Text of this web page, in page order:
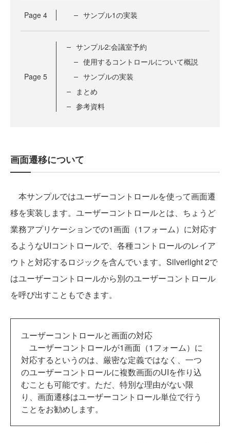
Page 4 サンプル1の実装
Page 5
サンプル2:会議室予約
使用するコントロールについて概説
サンプルの実装
まとめ
参考資料
画面遷移について
本サンプルではユーザーコントロールを使って画面遷
移を実装します。ユーザーコントロールとは、ちょうど
業務アプリケーションでの1画面（1フォーム）に対応す
るようなUIコントロールで、各種コントロールのレイア
ウトと対応するロジックを含んでいます。Silverlight 2で
はユーザーコントロールから別のユーザーコントロール
を呼び出すこともできます。
ユーザーコントロールと画面の対応
ユーザーコントロールが1画面（1フォーム）に
対応するというのは、厳密な定義ではなく、一つ
のユーザーコントロールに複数画面のUIを作り込
むことも可能です。ただ、特別な理由がない限
り、画面遷移はユーザーコントロール単位で行う
ことをお勧めします。